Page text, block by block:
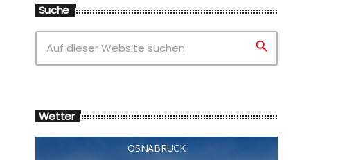
Suche
search
Wetter
OSNABRÜCK